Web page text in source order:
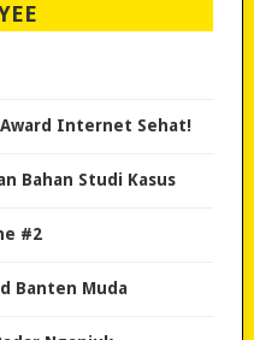
Internet Sehat!
Bahan Studi Kasus
#2
Banten Muda